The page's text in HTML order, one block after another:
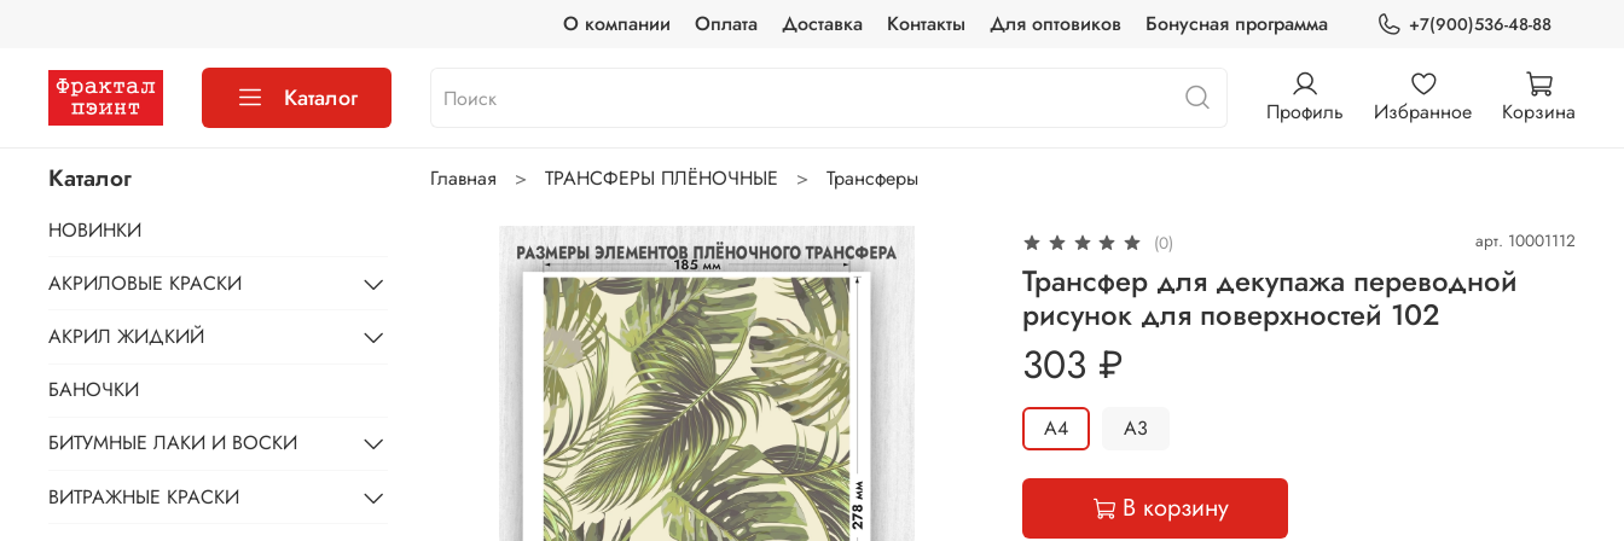
О компании Оплата Доставка Контакты Для оптовиков Бонусная программа +7(900)536-48-88
Каталог Профиль Избранное Корзина
Главная ТРАНСФЕРЫ ПЛЁНОЧНЫЕ Трансферы
(0) арт. 10001112
Трансфер для декупажа переводной
рисунок для поверхностей 102
303 ₽
А4 А3
В корзину
Каталог
НОВИНКИ
АКРИЛОВЫЕ КРАСКИ
АКРИЛ ЖИДКИЙ
БАНОЧКИ
БИТУМНЫЕ ЛАКИ И ВОСКИ
ВИТРАЖНЫЕ КРАСКИ